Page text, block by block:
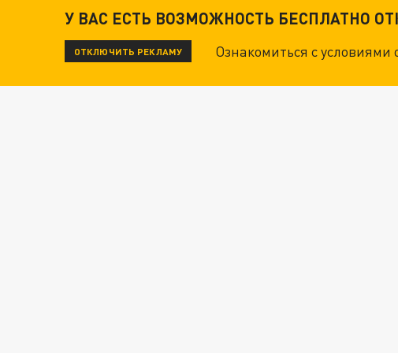
У ВАС ЕСТЬ ВОЗМОЖНОСТЬ БЕСПЛАТНО
ОТКЛЮЧИТЬ РЕКЛАМУ Ознакомиться с